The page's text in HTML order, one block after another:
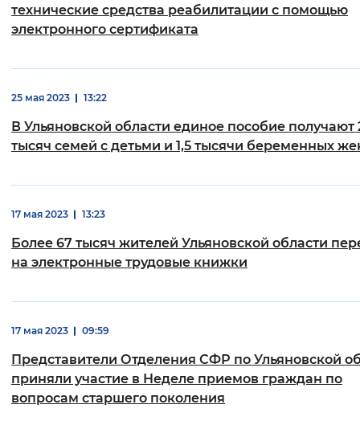
технические средства реабилитации с помощью
электронного сертификата
25 мая 2023 13:22
В Ульяновской области единое пособие получают
тысяч семей с детьми и 1,5 тысячи беременных
17 мая 2023 13:23
Более 67 тысяч жителей Ульяновской области
на электронные трудовые книжки
17 мая 2023 09:59
Представители Отделения СФР по Ульяновской
приняли участие в Неделе приемов граждан по
вопросам старшего поколения